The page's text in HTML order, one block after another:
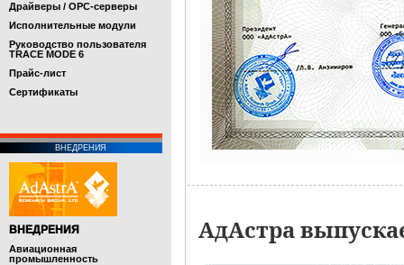
Драйверы / OPC-серверы
Исполнительные модули
Руководство пользователя
TRACE MODE 6
Прайс-лист
Cертификаты
ВНЕДРЕНИЯ
ВНЕДРЕНИЯ
Авиационная
промышленность
АдАстра